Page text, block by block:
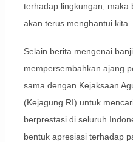
terhadap lingkungan, maka
akan terus menghantui kita.
Selain berita mengenai
mempersembahkan ajang
sama dengan Kejaksaan
(Kejagung RI) untuk
berprestasi di seluruh
bentuk apresiasi terhadap